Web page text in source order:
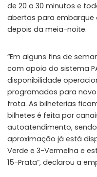
de 20 a 30 minutos e
abertas para embarque
depois da meia-noite.
“Em alguns fins de
com apoio do sistema
disponibilidade
programados para
frota. As bilheterias
bilhetes é feita por
autoatendimento,
aproximação já está
Verde e 3-Vermelha e
15-Prata”, declarou a